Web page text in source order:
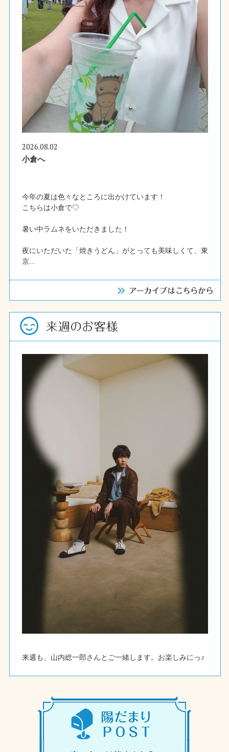
2026.08.02
小倉へ
今年の夏は色々なところに出かけています！
こちらは小倉で♡
暑い中ラムネをいただきました！
夜にいただいた「焼きうどん」がとっても美味しくて、東
京...
来週も、山内総一郎さんとご一緒します。お楽しみにっ♪